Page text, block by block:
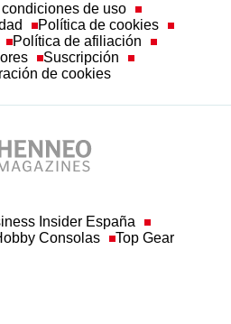
de uso
Política de cookies
Política de afiliación
Suscripción
de cookies
Insider España
Consolas Top Gear